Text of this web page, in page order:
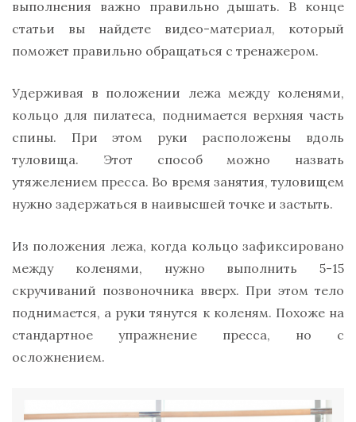
выполнения важно правильно дышать. В конце
статьи вы найдете видео-материал, который
поможет правильно обращаться с тренажером.
Удерживая в положении лежа между коленями,
кольцо для пилатеса, поднимается верхняя часть
спины. При этом руки расположены вдоль
туловища. Этот способ можно назвать
утяжелением пресса. Во время занятия, туловищем
нужно задержаться в наивысшей точке и застыть.
Из положения лежа, когда кольцо зафиксировано
между коленями, нужно выполнить 5-15
скручиваний позвоночника вверх. При этом тело
поднимается, а руки тянутся к коленям. Похоже на
стандартное упражнение пресса, но с
осложнением.